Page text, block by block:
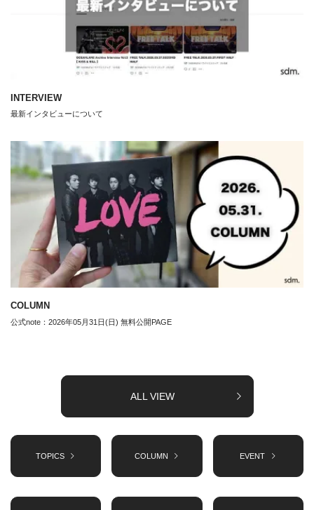
INTERVIEW
最新インタビューについて
COLUMN
公式note：2026年05月31日(日) 無料公開PAGE
ALL VIEW
TOPICS COLUMN EVENT